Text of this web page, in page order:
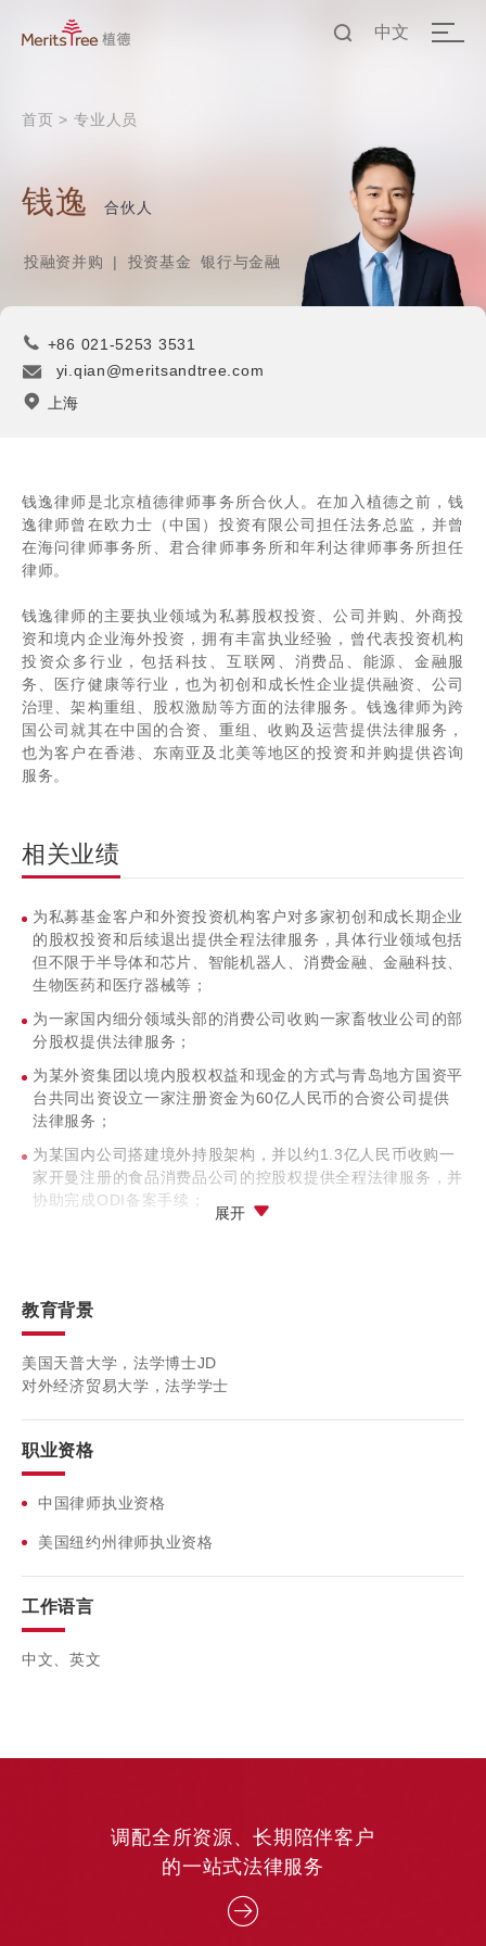
中文
首页 > 专业人员
钱逸 合伙人
投融资并购 | 投资基金 银行与金融
+86 021-5253 3531
yi.qian@meritsandtree.com
上海
钱逸律师是北京植德律师事务所合伙人。在加入植德之前，钱
逸律师曾在欧力士（中国）投资有限公司担任法务总监，并曾
在海问律师事务所、君合律师事务所和年利达律师事务所担任
律师。
钱逸律师的主要执业领域为私募股权投资、公司并购、外商投
资和境内企业海外投资，拥有丰富执业经验，曾代表投资机构
投资众多行业，包括科技、互联网、消费品、能源、金融服
务、医疗健康等行业，也为初创和成长性企业提供融资、公司
治理、架构重组、股权激励等方面的法律服务。钱逸律师为跨
国公司就其在中国的合资、重组、收购及运营提供法律服务，
也为客户在香港、东南亚及北美等地区的投资和并购提供咨询
服务。
相关业绩
为私募基金客户和外资投资机构客户对多家初创和成长期企业
的股权投资和后续退出提供全程法律服务，具体行业领域包括
但不限于半导体和芯片、智能机器人、消费金融、金融科技、
生物医药和医疗器械等；
为一家国内细分领域头部的消费公司收购一家畜牧业公司的部
分股权提供法律服务；
为某外资集团以境内股权权益和现金的方式与青岛地方国资平
台共同出资设立一家注册资金为60亿人民币的合资公司提供
法律服务；
为某国内公司搭建境外持股架构，并以约1.3亿人民币收购一
家开曼注册的食品消费品公司的控股权提供全程法律服务，并
协助完成ODI备案手续；
协助公司设立员工股权激励计划；
供法律服务；
权提供法律服务。
为某跨国石油公司在中国云南收购加油站和炼油厂提供法律服
务；
担任多家跨国公司中国区的常年法律顾问。
展开
教育背景
美国天普大学，法学博士JD
对外经济贸易大学，法学学士
职业资格
中国律师执业资格
美国纽约州律师执业资格
工作语言
中文、英文
调配全所资源、长期陪伴客户
的一站式法律服务